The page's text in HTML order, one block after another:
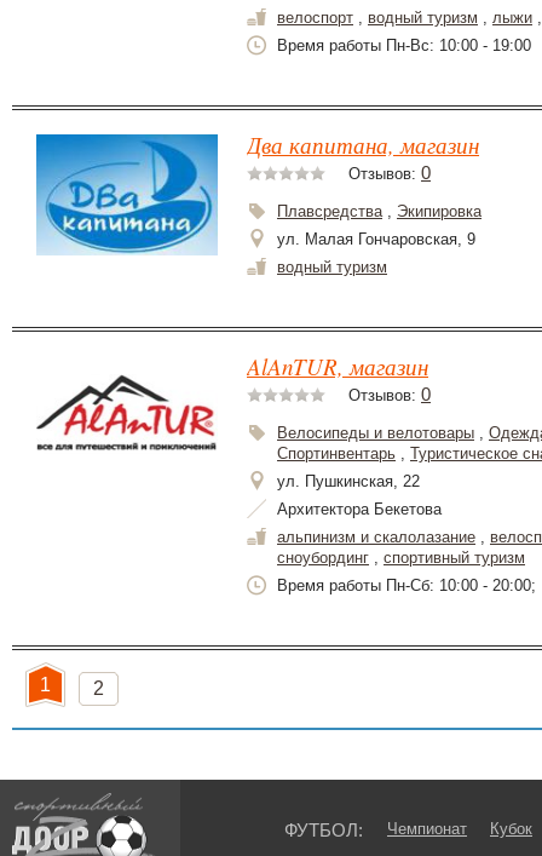
велоспорт , водный туризм , лыжи
Время работы Пн-Вс: 10:00 - 19:00
Два капитана, магазин
Отзывов: 0
Плавсредства, Экипировка
ул. Малая Гончаровская, 9
водный туризм
AlAnTUR, магазин
Отзывов: 0
Велосипеды и велотовары ,
Спортинвентарь , Туристическое
ул. Пушкинская, 22
Архитектора Бекетова
альпинизм и скалолазание ,
сноубординг , спортивный туризм
Время работы Пн-Сб: 10:00 - 20:00;
1 2
ФУТБОЛ: Чемпионат Кубок